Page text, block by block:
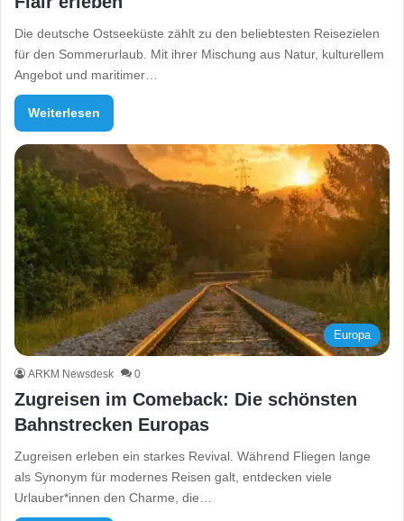
Die deutsche Ostseeküste zählt zu den beliebtesten Reisezielen
für den Sommerurlaub. Mit ihrer Mischung aus Natur, kulturellem
Angebot und maritimer…
Weiterlesen
Europa
ARKM Newsdesk 0
Zugreisen im Comeback: Die schönsten
Bahnstrecken Europas
Zugreisen erleben ein starkes Revival. Während Fliegen lange
als Synonym für modernes Reisen galt, entdecken viele
Urlauber*innen den Charme, die…